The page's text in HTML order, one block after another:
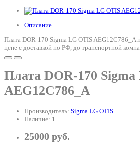
Описание
Плата DOR-170 Sigma LG OTIS AEG12C786_A
цене с доставкой по РФ, до транспортной
Плата DOR-170
AEG12C786_A
Производитель: Sigma LG OTIS
Наличие: 1
25000 руб.